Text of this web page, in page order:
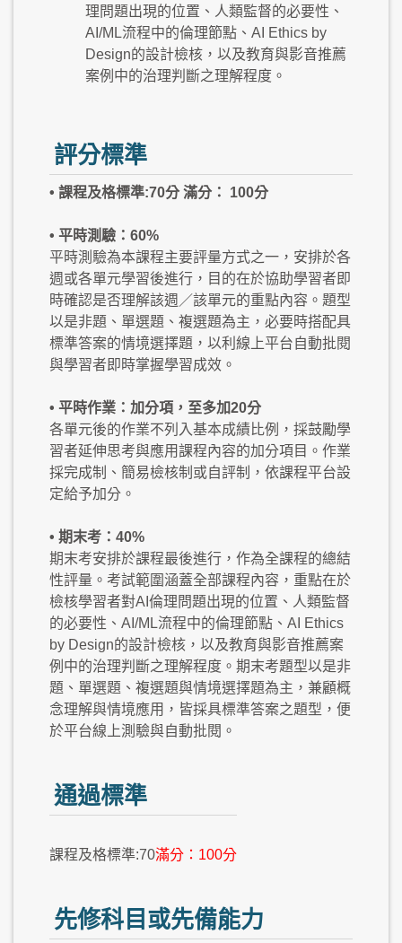
理問題出現的位置、人類監督的必要性、
AI/ML流程中的倫理節點、AI Ethics by
Design的設計檢核，以及教育與影音推薦
案例中的治理判斷之理解程度。
評分標準
• 課程及格標準:70分 滿分： 100分
• 平時測驗：60%
平時測驗為本課程主要評量方式之一，安排於各
週或各單元學習後進行，目的在於協助學習者即
時確認是否理解該週／該單元的重點內容。題型
以是非題、單選題、複選題為主，必要時搭配具
標準答案的情境選擇題，以利線上平台自動批閱
與學習者即時掌握學習成效。
• 平時作業：加分項，至多加20分
各單元後的作業不列入基本成績比例，採鼓勵學
習者延伸思考與應用課程內容的加分項目。作業
採完成制、簡易檢核制或自評制，依課程平台設
定給予加分。
• 期末考：40%
期末考安排於課程最後進行，作為全課程的總結
性評量。考試範圍涵蓋全部課程內容，重點在於
檢核學習者對AI倫理問題出現的位置、人類監督
的必要性、AI/ML流程中的倫理節點、AI Ethics
by Design的設計檢核，以及教育與影音推薦案
例中的治理判斷之理解程度。期末考題型以是非
題、單選題、複選題與情境選擇題為主，兼顧概
念理解與情境應用，皆採具標準答案之題型，便
於平台線上測驗與自動批閱。
通過標準
課程及格標準:70滿分：100分
先修科目或先備能力